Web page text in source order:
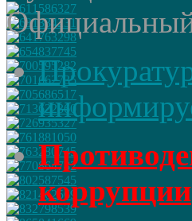
коррупции